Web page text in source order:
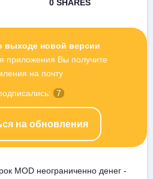
выходе новой версии
приложения Вы получите
на почту
на обновления
7
MOD неограниченно денег -